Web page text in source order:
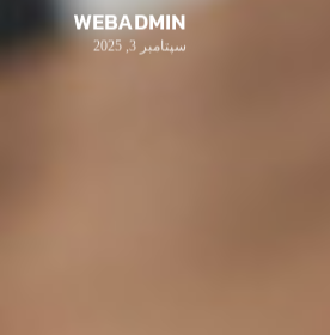
WEBADMIN
سپتامبر 3, 2025